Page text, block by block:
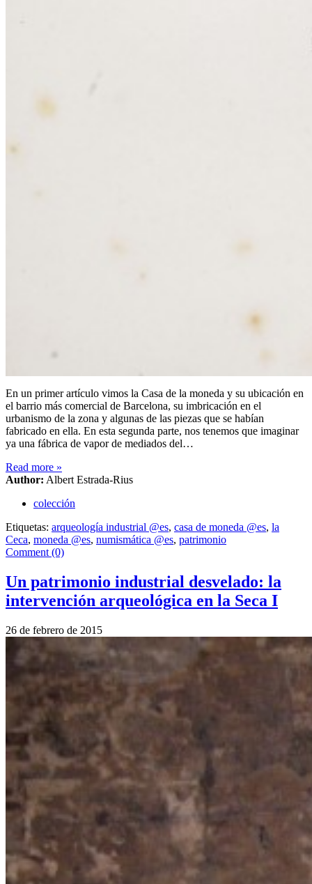
En un primer artículo vimos la Casa de la moneda y su ubicación en
el barrio más comercial de Barcelona, su imbricación en el
urbanismo de la zona y algunas de las piezas que se habían
fabricado en ella. En esta segunda parte, nos tenemos que imaginar
ya una fábrica de vapor de mediados del…
Read more »
Author: Albert Estrada-Rius
colección
Etiquetas: arqueología industrial @es, casa de moneda @es, la
Ceca, moneda @es, numismática @es, patrimonio
Comment (0)
Un patrimonio industrial desvelado: la
intervención arqueológica en la Seca I
26 de febrero de 2015